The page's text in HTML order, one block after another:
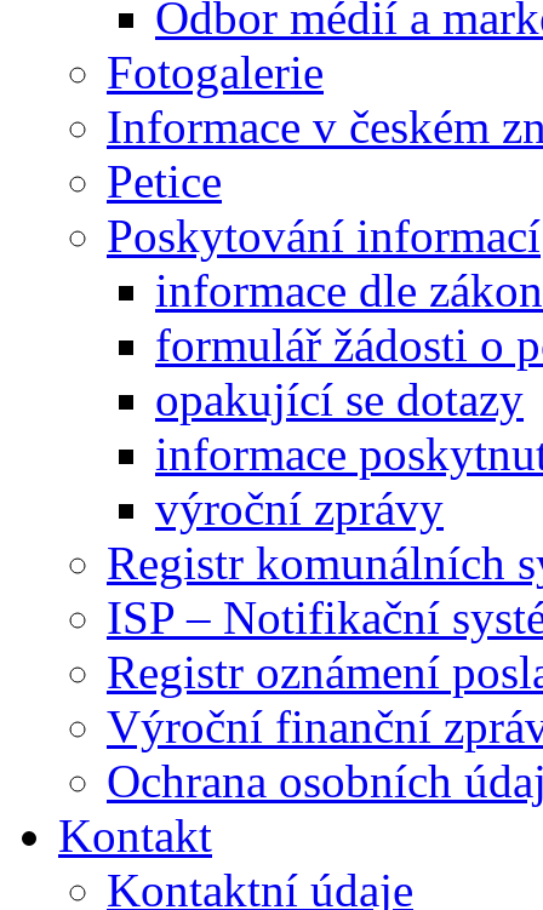
Odbor médií a
Fotogalerie
Informace v českém
Petice
Poskytování informací
informace dle
formulář žádosti o
opakující se dotazy
informace
výroční zprávy
Registr komunálních
ISP – Notifikační
Registr oznámení
Výroční finanční
Ochrana osobních
Kontakt
Kontaktní údaje